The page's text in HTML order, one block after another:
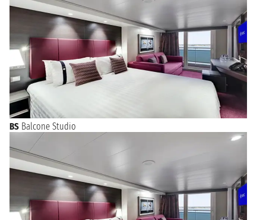
BS Balcone Studio